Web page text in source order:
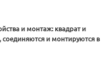
и монтаж: квадрат и
соединяются и монтируются в